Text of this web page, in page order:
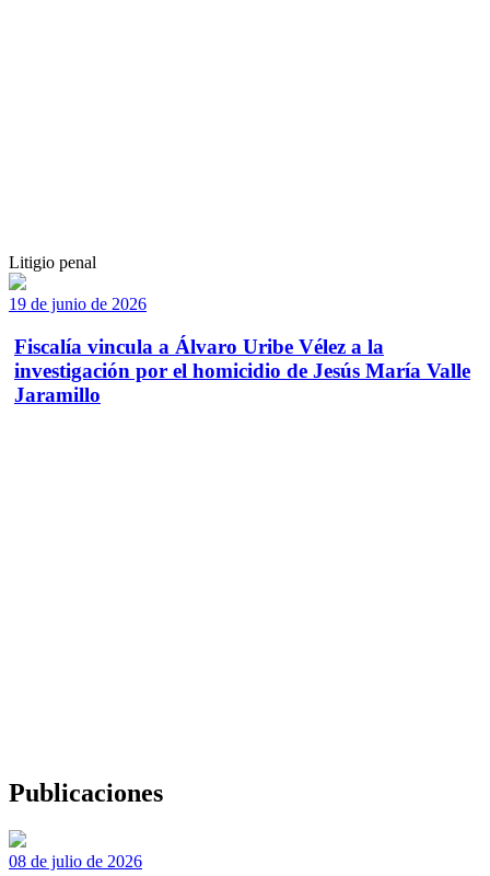
Litigio penal
19 de junio de 2026
Fiscalía vincula a Álvaro Uribe Vélez a la
investigación por el homicidio de Jesús María Valle
Jaramillo
Publicaciones
08 de julio de 2026